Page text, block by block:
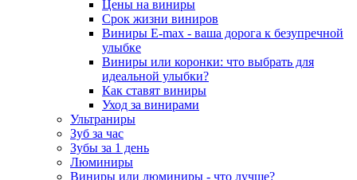
Цены на виниры
Срок жизни виниров
Виниры E-max - ваша дорога к безупречной
улыбке
Виниры или коронки: что выбрать для
идеальной улыбки?
Как ставят виниры
Уход за винирами
Ультраниры
Зуб за час
Зубы за 1 день
Люминиры
Виниры или люминиры - что лучше?